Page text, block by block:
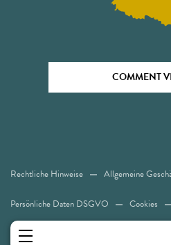
COMMENT
Rechtliche Hinweise Allgemeine
Persönliche Daten DSGVO Cookies
Sitemap